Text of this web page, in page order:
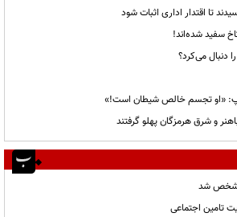
تا اقتدار اداری اثبات شود
سفید شده‌اند!
«او تجسم خالص شیطان است!»
مشخص شد
تامین اجتماعی